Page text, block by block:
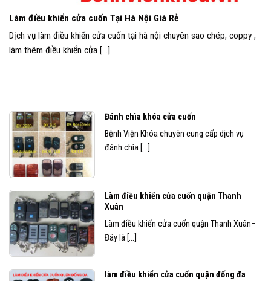
Làm điều khiển cửa cuốn Tại Hà Nội Giá Rẻ
Dịch vụ làm điều khiển cửa cuốn tại hà nội chuyên sao chép, coppy ,
làm thêm điều khiển cửa [...]
Đánh chìa khóa cửa cuốn
Bệnh Viện Khóa chuyên cung cấp dịch vụ
đánh chìa [...]
Làm điều khiển cửa cuốn quận Thanh
Xuân
Làm điều khiển cửa cuốn quận Thanh Xuân–
Đây là [...]
làm điều khiển cửa cuốn quận đống đa